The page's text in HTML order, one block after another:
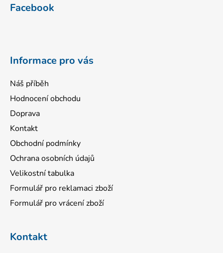
Facebook
Informace pro vás
Náš příběh
Hodnocení obchodu
Doprava
Kontakt
Obchodní podmínky
Ochrana osobních údajů
Velikostní tabulka
Formulář pro reklamaci zboží
Formulář pro vrácení zboží
Kontakt